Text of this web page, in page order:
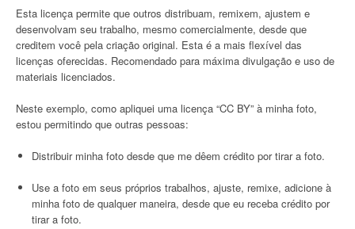
Esta licença permite que outros distribuam, remixem, ajustem e
desenvolvam seu trabalho, mesmo comercialmente, desde que
creditem você pela criação original. Esta é a mais flexível das
licenças oferecidas. Recomendado para máxima divulgação e uso de
materiais licenciados.
Neste exemplo, como apliquei uma licença “CC BY” à minha foto,
estou permitindo que outras pessoas:
Distribuir minha foto desde que me dêem crédito por tirar a foto.
Use a foto em seus próprios trabalhos, ajuste, remixe, adicione à
minha foto de qualquer maneira, desde que eu receba crédito por
tirar a foto.